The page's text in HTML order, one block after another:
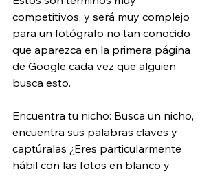
competitivos, y será muy complejo
para un fotógrafo no tan conocido
que aparezca en la primera página
de Google cada vez que alguien
busca esto.
Encuentra tu nicho: Busca un nicho,
encuentra sus palabras claves y
captúralas ¿Eres particularmente
hábil con las fotos en blanco y